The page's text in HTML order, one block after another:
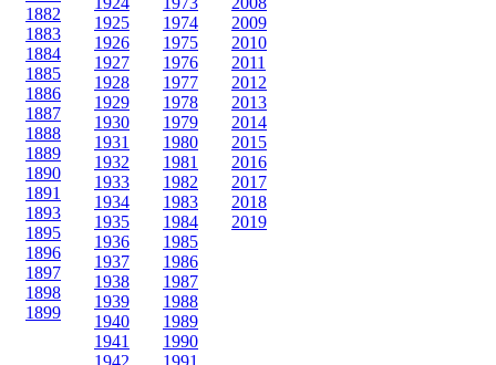
1882
1883
1884
1885
1886
1887
1888
1889
1890
1891
1893
1895
1896
1897
1898
1899
1925
1926
1927
1928
1929
1930
1931
1932
1933
1934
1935
1936
1937
1938
1939
1940
1941
1942
1974
1975
1976
1977
1978
1979
1980
1981
1982
1983
1984
1985
1986
1987
1988
1989
1990
1991
2009
2010
2011
2012
2013
2014
2015
2016
2017
2018
2019